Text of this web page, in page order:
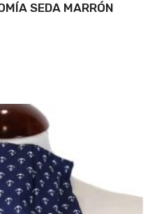
SEDA MARRÓN